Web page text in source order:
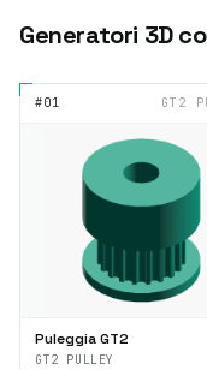
Generatori 3D
#01 GT2
Puleggia GT2
GT2 PULLEY